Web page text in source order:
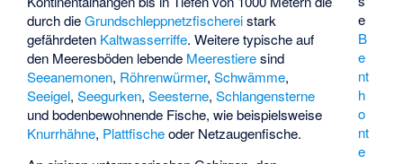
e
B
e
nt
h
o
nt
e
durch dieGrundschleppnetzfischereistark
gefährdeten Kaltwasserriffe. Weitere typische auf
den Meeresböden lebende Meerestieresind
Seeanemonen, Röhrenwürmer,Schwämme,
Seeigel,Seegurken,Seesterne,Schlangensterne
und bodenbewohnende Fische, wie beispielsweise
Knurrhähne, Plattfischeoder Netzaugenfische.